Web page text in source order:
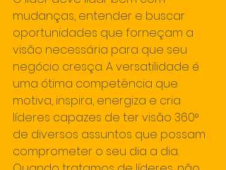
mudanças, entender e buscar
oportunidades que forneçam a
visão necessária para que seu
negócio cresça. A versatilidade é
uma ótima competência que
motiva, inspira, energiza e cria
líderes capazes de ter visão 360°
de diversos assuntos que possam
comprometer o seu dia a dia.